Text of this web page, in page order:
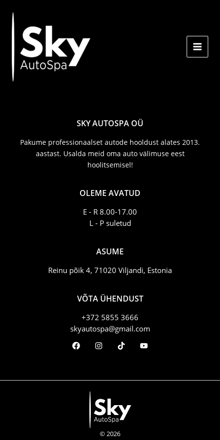
content
SKY AUTOSPA OÜ
Pakume professionaalset autode hooldust alates 2013.
aastast. Usalda meid oma auto välimuse eest
hoolitsemisel!
OLEME AVATUD
E - R 8.00-17.00
L - P suletud
ASUME
Reinu põik 4, 71020 Viljandi, Estonia
VÕTA ÜHENDUST
+372 5855 3666
skyautospa@gmail.com
© 2026